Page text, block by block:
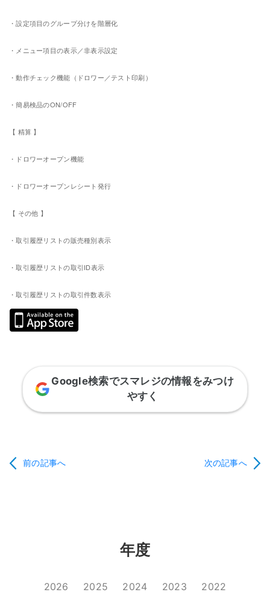
・設定項目のグループ分けを階層化
・メニュー項目の表示／非表示設定
・動作チェック機能（ドロワー／テスト印刷）
・簡易検品のON/OFF
【 精算 】
・ドロワーオープン機能
・ドロワーオープンレシート発行
【 その他 】
・取引履歴リストの販売種別表示
・取引履歴リストの取引ID表示
・取引履歴リストの取引件数表示
Google検索でスマレジの情報をみつけ
やすく
前の記事へ 次の記事へ
年度
2026 2025 2024 2023 2022